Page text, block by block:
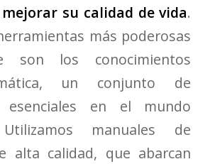
su calidad de vida.
más poderosas
son los conocimientos
un conjunto de
esenciales en el mundo
manuales de
alta calidad, que abarcan